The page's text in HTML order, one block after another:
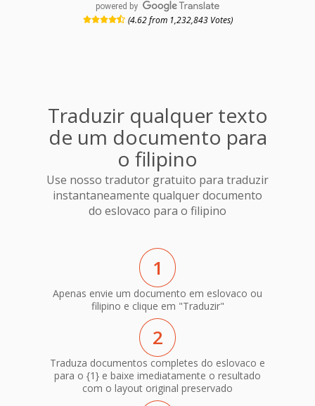
powered by
(4.62 from 1,232,843 Votes)
Traduzir qualquer texto
de um documento para
o filipino
Use nosso tradutor gratuito para traduzir
instantaneamente qualquer documento
do eslovaco para o filipino
1
Apenas envie um documento em eslovaco ou
filipino e clique em "Traduzir"
2
Traduza documentos completes do eslovaco e
para o {1} e baixe imediatamente o resultado
com o layout original preservado